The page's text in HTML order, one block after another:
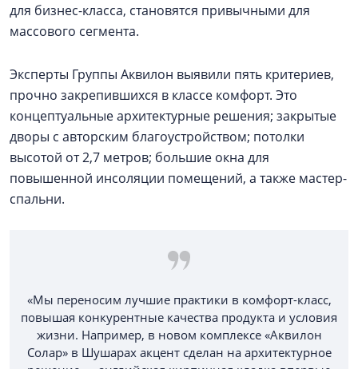
для бизнес-класса, становятся привычными для
массового сегмента.
Эксперты Группы Аквилон выявили пять критериев,
прочно закрепившихся в классе комфорт. Это
концептуальные архитектурные решения; закрытые
дворы с авторским благоустройством; потолки
высотой от 2,7 метров; большие окна для
повышенной инсоляции помещений, а также мастер-
спальни.
«Мы переносим лучшие практики в комфорт-класс,
повышая конкурентные качества продукта и условия
жизни. Например, в новом комплексе «Аквилон
Солар» в Шушарах акцент сделан на архитектурное